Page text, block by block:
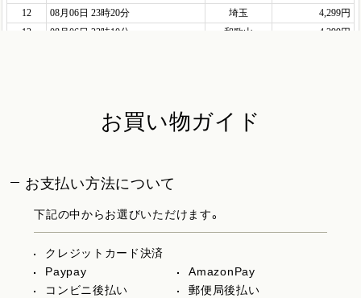
お買い物ガイド
お支払い方法について
下記の中からお選びいただけます。
クレジットカード決済
Paypay
AmazonPay
コンビニ後払い
郵便局後払い